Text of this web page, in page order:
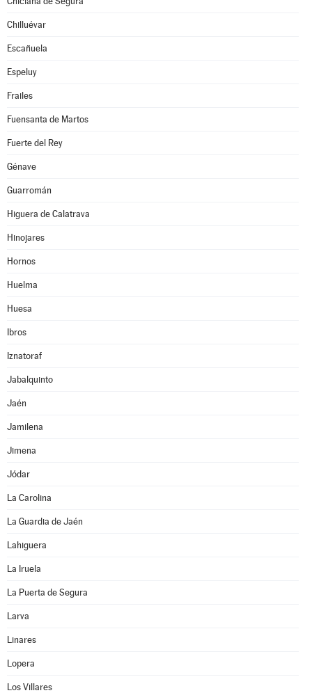
Chilluévar
Escañuela
Espeluy
Frailes
Fuensanta de Martos
Fuerte del Rey
Génave
Guarromán
Higuera de Calatrava
Hinojares
Hornos
Huelma
Huesa
Ibros
Iznatoraf
Jabalquinto
Jaén
Jamilena
Jimena
Jódar
La Carolina
La Guardia de Jaén
Lahiguera
La Iruela
La Puerta de Segura
Larva
Linares
Lopera
Los Villares